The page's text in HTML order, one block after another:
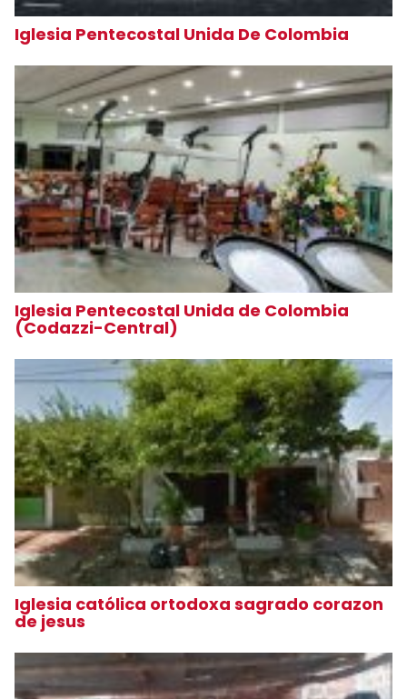
Iglesia Pentecostal Unida De Colombia
Iglesia Pentecostal Unida de Colombia
(Codazzi-Central)
Iglesia católica ortodoxa sagrado corazon
de jesus